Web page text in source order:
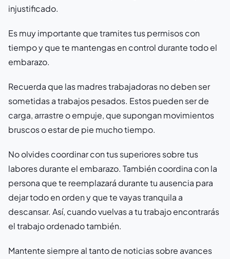
injustificado.
Es muy importante que tramites tus permisos con
tiempo y que te mantengas en control durante todo el
embarazo.
Recuerda que las madres trabajadoras no deben ser
sometidas a trabajos pesados. Estos pueden ser de
carga, arrastre o empuje, que supongan movimientos
bruscos o estar de pie mucho tiempo.
No olvides coordinar con tus superiores sobre tus
labores durante el embarazo. También coordina con la
persona que te reemplazará durante tu ausencia para
dejar todo en orden y que te vayas tranquila a
descansar. Así, cuando vuelvas a tu trabajo encontrarás
el trabajo ordenado también.
Mantente siempre al tanto de noticias sobre avances